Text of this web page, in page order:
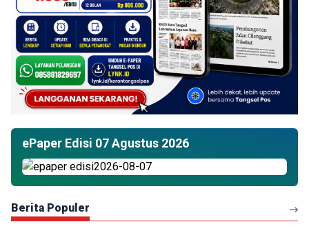
ePaper Edisi 07 Agustus 2026
Berita Populer